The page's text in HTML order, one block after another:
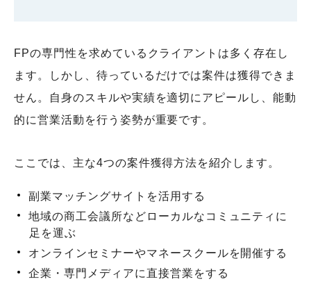
FPの専門性を求めているクライアントは多く存在し
ます。しかし、待っているだけでは案件は獲得できま
せん。自身のスキルや実績を適切にアピールし、能動
的に営業活動を行う姿勢が重要です。
ここでは、主な4つの案件獲得方法を紹介します。
副業マッチングサイトを活用する
地域の商工会議所などローカルなコミュニティに
足を運ぶ
オンラインセミナーやマネースクールを開催する
企業・専門メディアに直接営業をする